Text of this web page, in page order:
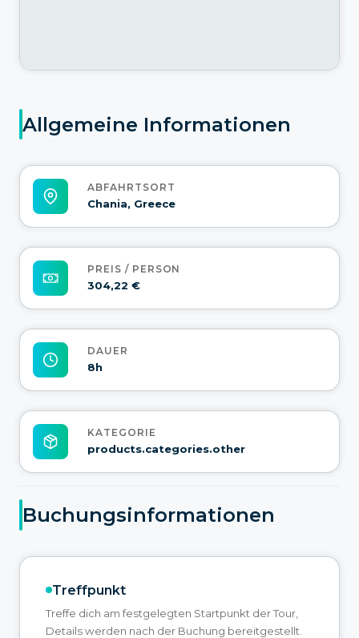
Allgemeine Informationen
ABFAHRTSORT
Chania, Greece
PREIS / PERSON
304,22 €
DAUER
8h
KATEGORIE
products.categories.other
Buchungsinformationen
Treffpunkt
Treffe dich am festgelegten Startpunkt der Tour,
Details werden nach der Buchung bereitgestellt.